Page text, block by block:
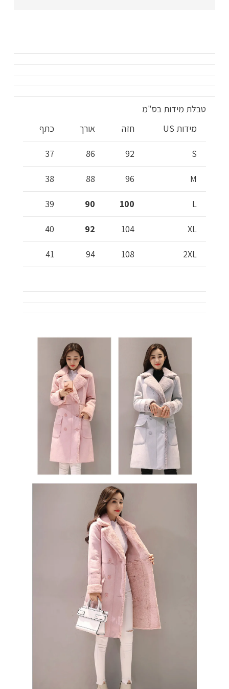
טבלת מידות בס"מ
מידות US
חזה אורך כתף
S
92
86
37
M
96
88
38
L
100
90
39
XL
104
92
40
2XL
108
94
41